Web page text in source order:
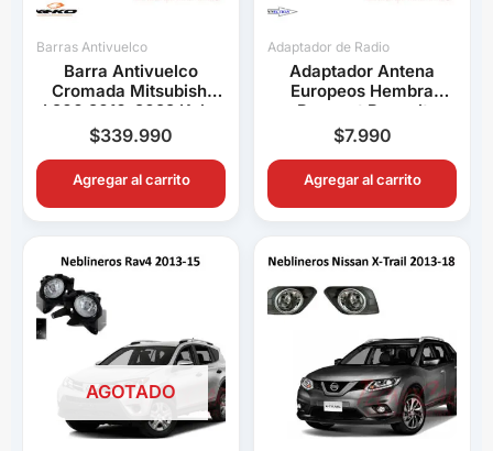
Barras Antivuelco
Barra Antivuelco
Cromada Mitsubishi
L200 2016-2022 Keko
K1 Decorativa Pick Up
$339.990
Agregar al carrito
Adaptador de Radio
Adaptador Antena
Europeos Hembra
Peugeot Renault
Volkswagen BMW Audi
Connection
$7.990
Agregar al carrito
AGOTADO